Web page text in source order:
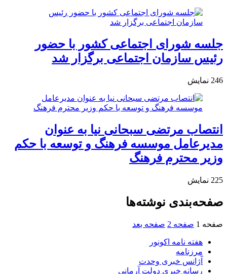
جلسه شورای اجتماعی کشور با حضور
رئیس سازمان اجتماعی برگزار شد
246 نمایش
انتصاب مرتضی سبحانی نیا به عنوان
مدیرعامل موسسه فرهنگ و توسعه با حکم
وزیر محترم فرهنگ
225 نمایش
صفحه‌بندی نوشته‌ها
صفحه 1 صفحه 2 صفحه بعد
هفته نامه اکونور
مرزنامه
آژانس خبری وحدت
رسانه خبری دولت آرمانی